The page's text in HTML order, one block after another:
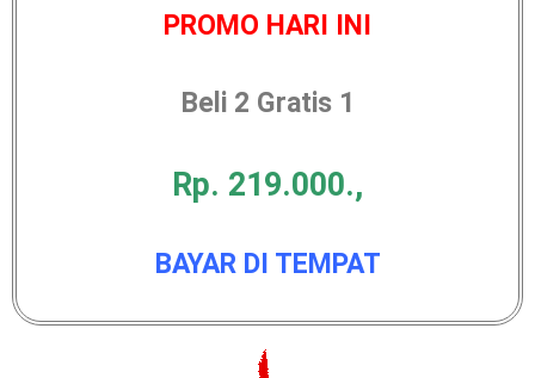
PROMO HARI INI
Beli 2 Gratis 1
Rp. 219.000.,
BAYAR DI TEMPAT